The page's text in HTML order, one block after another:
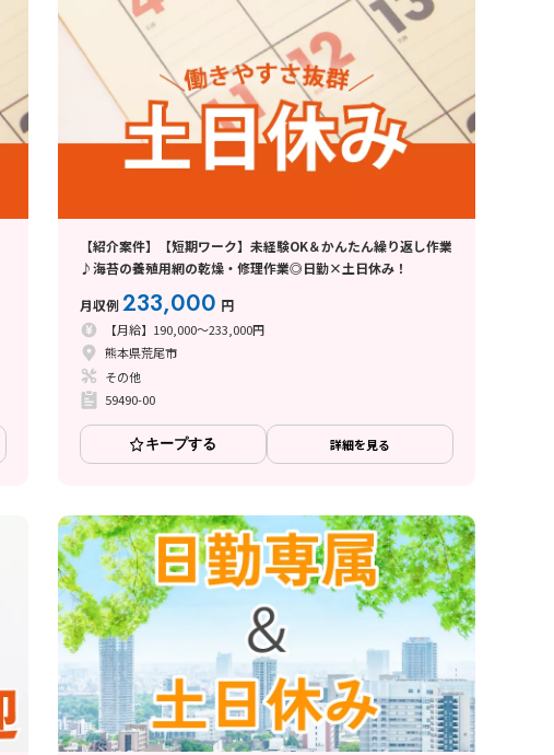
【紹介案件】【短期ワーク】未経験OK＆かんたん繰り返し作業
♪海苔の養殖用網の乾燥・修理作業◎日勤×土日休み！
月収例233,000 円
【月給】190,000～233,000円
熊本県荒尾市
その他
59490-00
キープする 詳細を見る